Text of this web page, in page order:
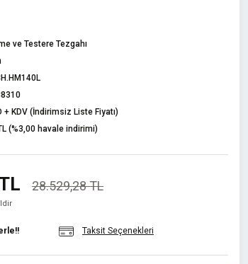
ve Testere Tezgahı
+ KDV (İndirimsiz Liste Fiyatı)
(%3,00 havale indirimi)
28.529,28 TL
Taksit Seçenekleri